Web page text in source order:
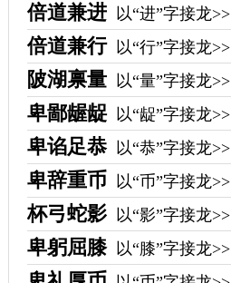
倍道兼进 以“进”字接龙>>
倍道兼行 以“行”字接龙>>
陂湖禀量 以“量”字接龙>>
卑鄙龌龊 以“龊”字接龙>>
卑谄足恭 以“恭”字接龙>>
卑辞重币 以“币”字接龙>>
杯弓蛇影 以“影”字接龙>>
卑躬屈膝 以“膝”字接龙>>